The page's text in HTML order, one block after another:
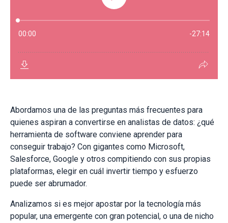
Abordamos una de las preguntas más frecuentes para
quienes aspiran a convertirse en analistas de datos: ¿qué
herramienta de software conviene aprender para
conseguir trabajo? Con gigantes como Microsoft,
Salesforce, Google y otros compitiendo con sus propias
plataformas, elegir en cuál invertir tiempo y esfuerzo
puede ser abrumador.
Analizamos si es mejor apostar por la tecnología más
popular, una emergente con gran potencial, o una de nicho